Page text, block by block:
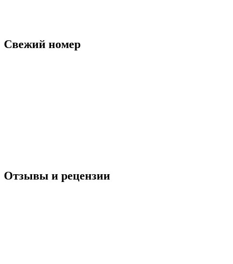
Свежий номер
Отзывы и рецензии